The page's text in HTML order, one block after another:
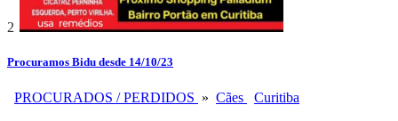
2
Procuramos Bidu desde 14/10/23
PROCURADOS / PERDIDOS » Cães Curitiba